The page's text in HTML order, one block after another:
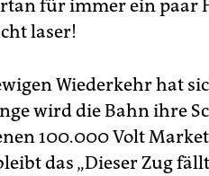
für immer ein paar
laser!
Wiederkehr hat
wird die Bahn ihre
100.000 Volt
das „Dieser Zug